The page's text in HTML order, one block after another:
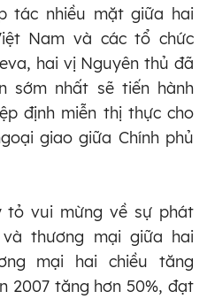
tác nhiều mặt giữa hai
Nam và các tổ chức
hai vị Nguyên thủ đã
sớm nhất sẽ tiến hành
định miễn thị thực cho
giao giữa Chính phủ
tỏ vui mừng về sự phát
thương mại giữa hai
mại hai chiều tăng
2007 tăng hơn 50%, đạt